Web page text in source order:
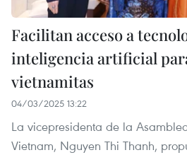
Facilitan acceso a
inteligencia artificial
vietnamitas
04/03/2025 13:22
La vicepresidenta de la
Vietnam, Nguyen Thi Thanh,